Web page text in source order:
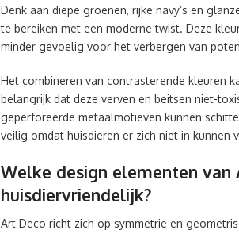
Denk aan diepe groenen, rijke navy’s en
te bereiken met een moderne twist. Deze
minder gevoelig voor het verbergen van
Het combineren van contrasterende kleuren
belangrijk dat deze verven en beitsen niet-
geperforeerde metaalmotieven kunnen
veilig omdat huisdieren er zich niet in kunnen
Welke design elementen van
huisdiervriendelijk?
Art Deco richt zich op symmetrie en